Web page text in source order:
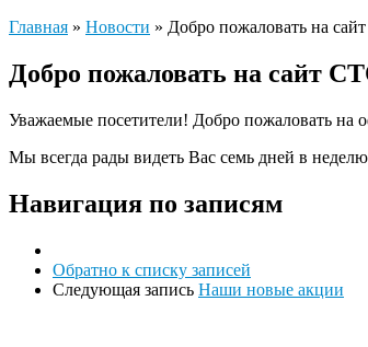
Главная » Новости » Добро пожаловать на
Добро пожаловать на сайт
Уважаемые посетители! Добро пожаловать
Мы всегда рады видеть Вас семь дней в
Навигация по записям
Обратно к списку записей
Следующая запись Наши новые акции